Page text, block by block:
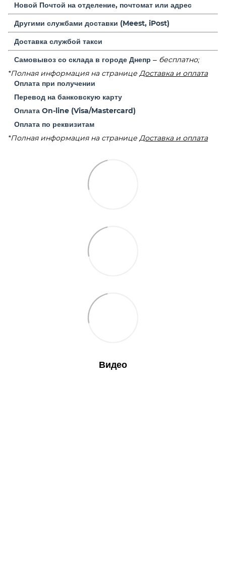
Новой Почтой на отделение, почтомат или адрес
Другими службами доставки (Meest, iPost)
Доставка службой такси
Самовывоз со склада в городе Днепр – бесплатно;
*Полная информация на странице Доставка и оплата
Оплата при получении
Перевод на банковскую карту
Оплата On-line (Visa/Mastercard)
Оплата по реквизитам
*Полная информация на странице Доставка и оплата
Видео